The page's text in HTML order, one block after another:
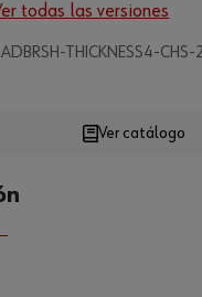
todas las versiones
THICKNESS4-CHS-
Loading...
Ver catálogo